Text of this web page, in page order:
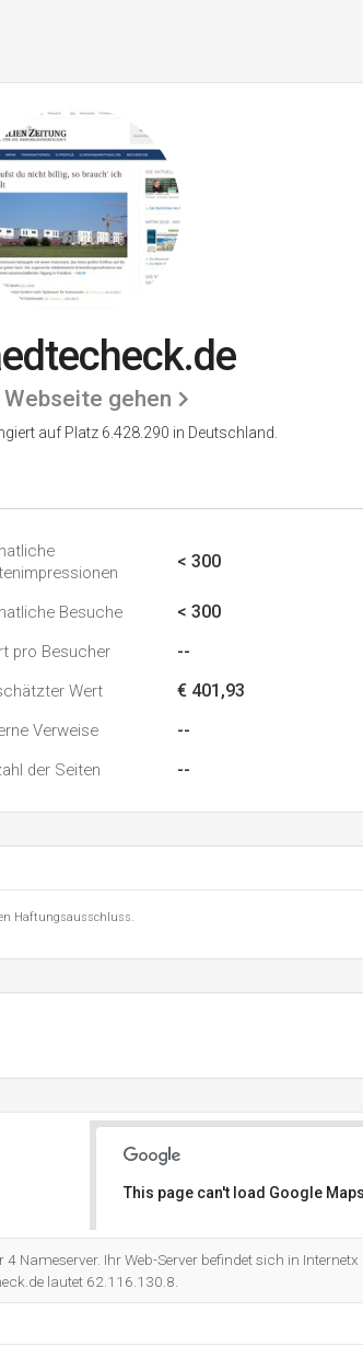
Webseite gehen
auf Platz 6.428.290 in Deutschland.
< 300
Besuche < 300
pro Besucher --
Wert € 401,93
Verweise --
der Seiten --
Haftungsausschluss.
This page can't load Google
Nameserver. Ihr Web-Server befindet sich in Internetx
lautet 62.116.130.8.